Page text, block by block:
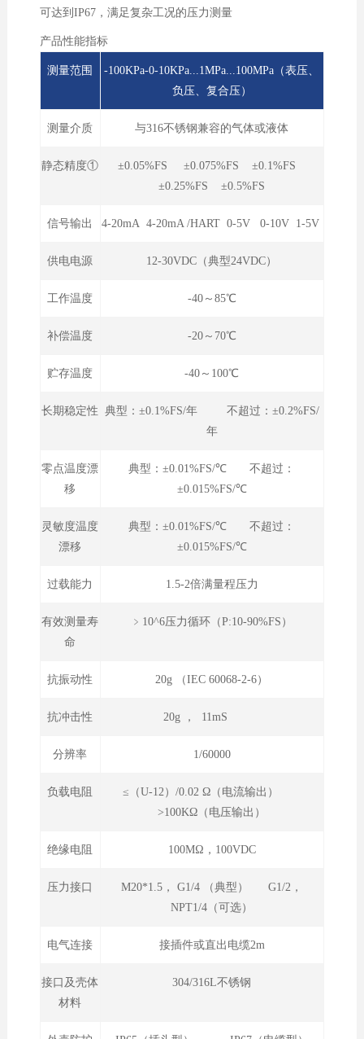
可达到IP67，满足复杂工况的压力测量
产品性能指标
测量范围
-100KPa-0-10KPa...1MPa...100MPa（表压、
负压、复合压）
测量介质 与316不锈钢兼容的气体或液体
静态精度①
±0.05%FS ±0.075%FS ±0.1%FS
±0.25%FS ±0.5%FS
信号输出 4-20mA 4-20mA /HART 0-5V 0-10V 1-5V
供电电源 12-30VDC（典型24VDC）
工作温度 -40～85℃
补偿温度 -20～70℃
贮存温度 -40～100℃
长期稳定性 典型：±0.1%FS/年 不超过：±0.2%FS/
年
零点温度漂
移
典型：±0.01%FS/℃ 不超过：
±0.015%FS/℃
灵敏度温度
漂移
典型：±0.01%FS/℃ 不超过：
±0.015%FS/℃
过载能力 1.5-2倍满量程压力
有效测量寿
命
﹥10^6压力循环（P:10-90%FS）
抗振动性 20g （IEC 60068-2-6）
抗冲击性 20g ， 11mS
分辨率 1/60000
负载电阻
≤（U-12）/0.02 Ω（电流输出）
>100KΩ（电压输出）
绝缘电阻 100MΩ，100VDC
压力接口
M20*1.5， G1/4 （典型） G1/2，
NPT1/4（可选）
电气连接 接插件或直出电缆2m
接口及壳体
材料
304/316L不锈钢